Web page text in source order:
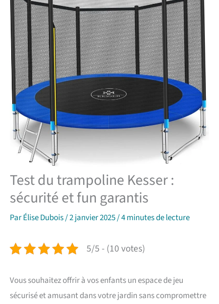
Test du trampoline Kesser :
sécurité et fun garantis
ParÉlise Dubois/2 janvier 2025/4 minutes de lecture
5/5 - (10 votes)
Vous souhaitez offrir à vos enfants un espace de jeu
sécurisé et amusant dans votre jardin sans compromettre